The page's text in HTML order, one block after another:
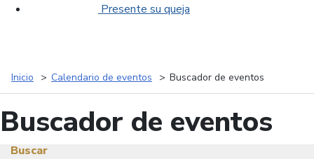
Presente su queja
Inicio Calendario de eventos Buscador de eventos
Buscador de eventos
Buscar